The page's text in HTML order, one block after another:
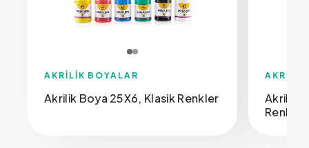
AKRİLİK BOYALAR
Akrilik Boya 25X6, Klasik Renkler
AKRİLİK
Akrilik
Renkler